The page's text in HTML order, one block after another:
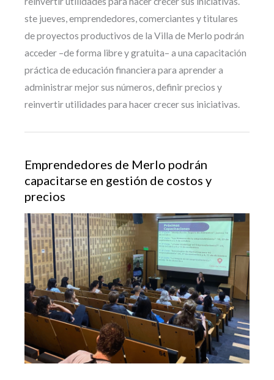
ste jueves, emprendedores, comerciantes y titulares
de proyectos productivos de la Villa de Merlo podrán
acceder –de forma libre y gratuita– a una capacitación
práctica de educación financiera para aprender a
administrar mejor sus números, definir precios y
reinvertir utilidades para hacer crecer sus iniciativas.
Emprendedores de Merlo podrán
capacitarse en gestión de costos y
precios